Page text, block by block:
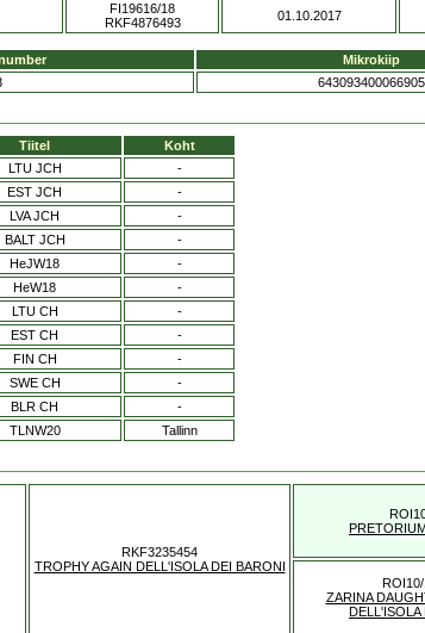
FI19616/18
RKF4876493
01.10.2017
Mikrokiip
643093400066905
Tiitel
Koht
LTU JCH
-
EST JCH
-
LVA JCH
-
BALT JCH
-
HeJW18
-
HeW18
-
LTU CH
-
EST CH
-
FIN CH
-
SWE CH
-
BLR CH
-
TLNW20 Tallinn
RKF3235454
TROPHY AGAIN DELL'ISOLA DEI BARONI
ZARINA
DELL'ISOLA